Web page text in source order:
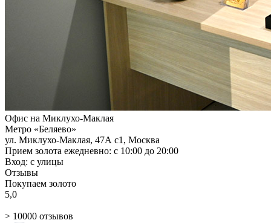
Офис на Миклухо-Маклая
Метро «Беляево»
ул. Миклухо-Маклая, 47А с1, Москва
Прием золота ежедневно: с 10:00 до 20:00
Вход: с улицы
Отзывы
Покупаем золото
5,0
> 10000 отзывов